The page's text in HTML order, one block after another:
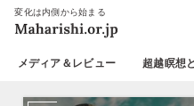
変化は内側から始まる
メディア＆レビュー 超越瞑想